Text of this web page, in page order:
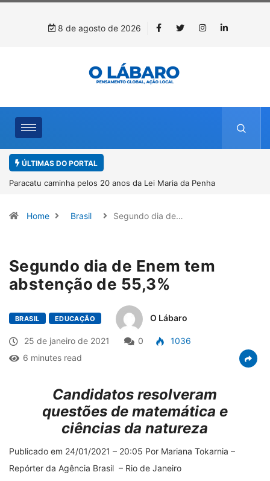
8 de agosto de 2026
ÚLTIMAS DO PORTAL
Paracatu caminha pelos 20 anos da Lei Maria da Penha
Home Brasil Segundo dia de…
Segundo dia de Enem tem
abstenção de 55,3%
BRASIL EDUCAÇÃO O Lábaro
25 de janeiro de 2021 0
1036
6 minutes read
Candidatos resolveram
questões de matemática e
ciências da natureza
Publicado em 24/01/2021 – 20:05 Por Mariana Tokarnia –
Repórter da Agência Brasil – Rio de Janeiro